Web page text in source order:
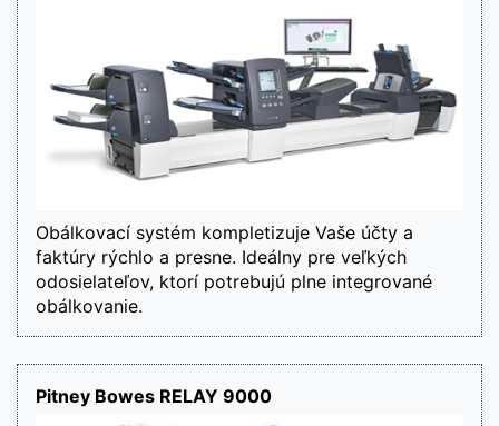
Obálkovací systém kompletizuje Vaše účty a
faktúry rýchlo a presne. Ideálny pre veľkých
odosielateľov, ktorí potrebujú plne integrované
obálkovanie.
Pitney Bowes RELAY 9000